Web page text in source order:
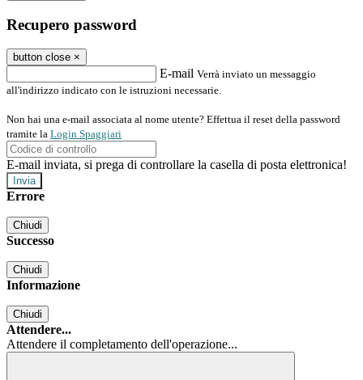
Recupero password
button close ×
E-mail Verrà inviato un messaggio
all'indirizzo indicato con le istruzioni necessarie.
Non hai una e-mail associata al nome utente? Effettua il reset della password
tramite la Login Spaggiari
E-mail inviata, si prega di controllare la casella di posta elettronica!
Errore
Chiudi
Successo
Chiudi
Informazione
Chiudi
Attendere...
Attendere il completamento dell'operazione...